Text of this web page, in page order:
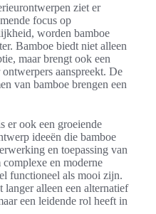
ziet er
focus op
worden bamboe
Bamboe biedt niet alleen
maar brengt ook een
aanspreekt. De
van bamboe brengen een
er ook een groeiende
ideeën die bamboe
en toepassing van
en moderne
functioneel als mooi zijn.
alleen een alternatief
een leidende rol heeft in